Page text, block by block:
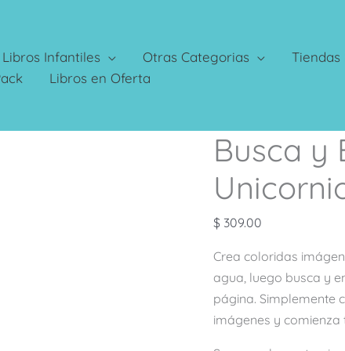
Libros Infantiles Otras Categorias Tiendas
Libros en Oferta
Busca y
$ 309.00
Crea coloridas
agua, luego busca y
página. Simplemente
imágenes y